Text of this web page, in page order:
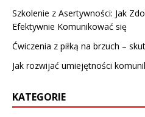
Szkolenie z Asertywności: Jak
Efektywnie Komunikować się
Ćwiczenia z piłką na brzuch –
Jak rozwijać umiejętności
KATEGORIE